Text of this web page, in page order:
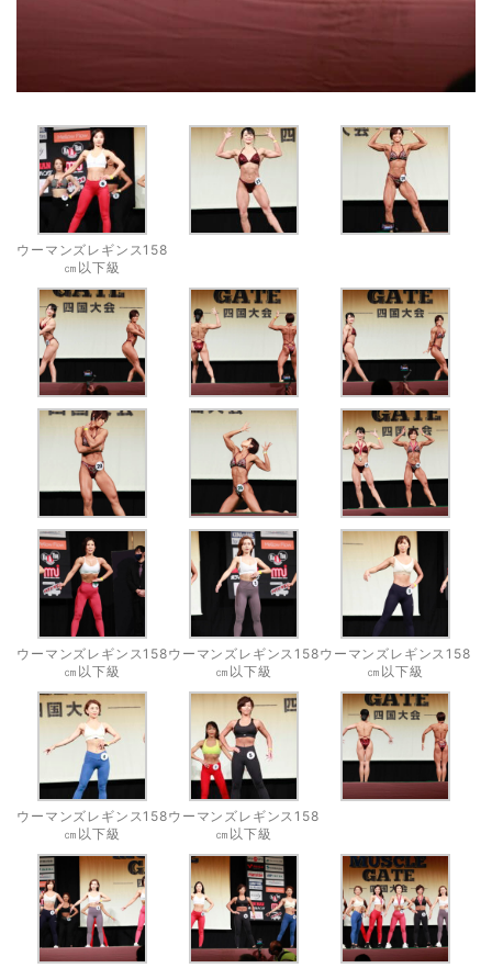
ウーマンズレギンス158
㎝以下級
ウーマンズレギンス158
㎝以下級
ウーマンズレギンス158
㎝以下級
ウーマンズレギンス158
㎝以下級
ウーマンズレギンス158
㎝以下級
ウーマンズレギンス158
㎝以下級